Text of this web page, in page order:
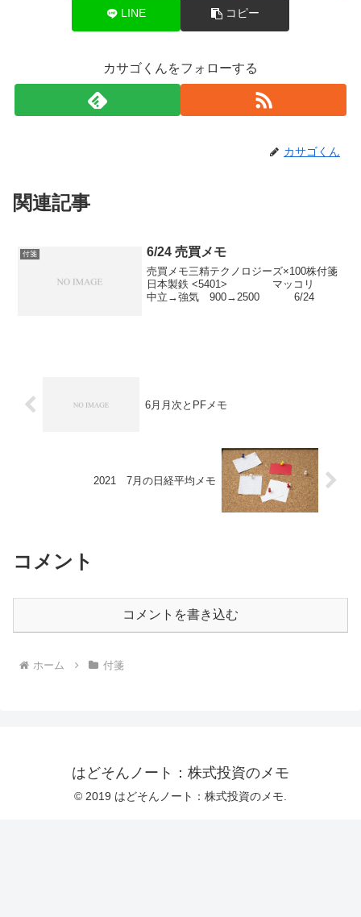
LINE コピー
カサゴくんをフォローする
カサゴくん
関連記事
付箋 6/24 売買メモ
売買メモ三精テクノロジーズ×100株付箋
日本製鉄 <5401> マッコリ
中立→強気 900→2500 6/24
6月月次とPFメモ
2021 7月の日経平均メモ
コメント
コメントを書き込む
ホーム 付箋
はどそんノート：株式投資のメモ
© 2019 はどそんノート：株式投資のメモ.